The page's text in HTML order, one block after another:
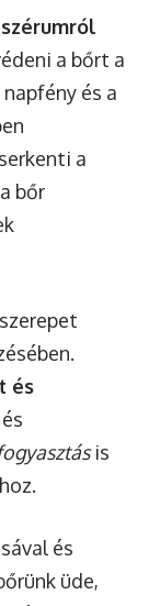
a bőrt a
és a
a
bőr
és
is
és
üde,